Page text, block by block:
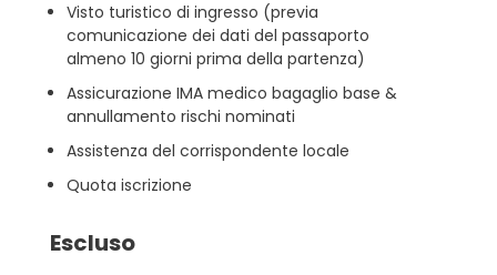
Visto turistico di ingresso (previa
comunicazione dei dati del passaporto
almeno 10 giorni prima della partenza)
Assicurazione IMA medico bagaglio base &
annullamento rischi nominati
Assistenza del corrispondente locale
Quota iscrizione
Escluso